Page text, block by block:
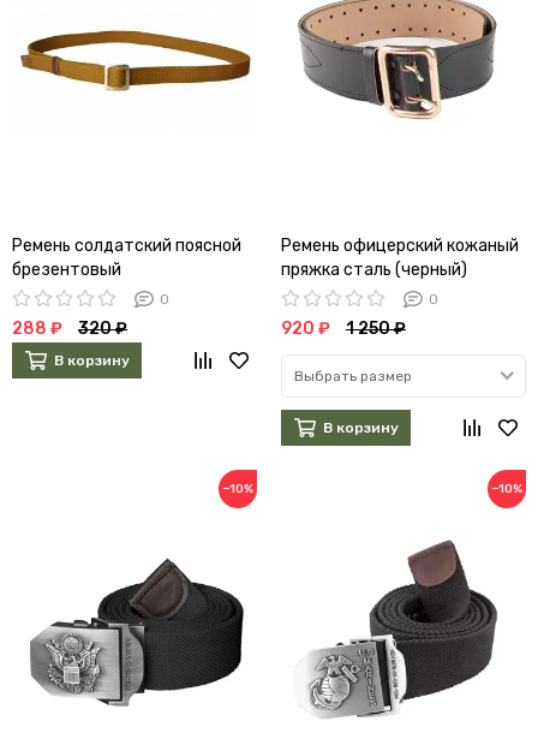
Ремень солдатский поясной
брезентовый
0
288 ₽ 320 ₽
В корзину
Ремень офицерский кожаный
пряжка сталь (черный)
0
920 ₽ 1 250 ₽
Выбрать размер
В корзину
−10% −10%